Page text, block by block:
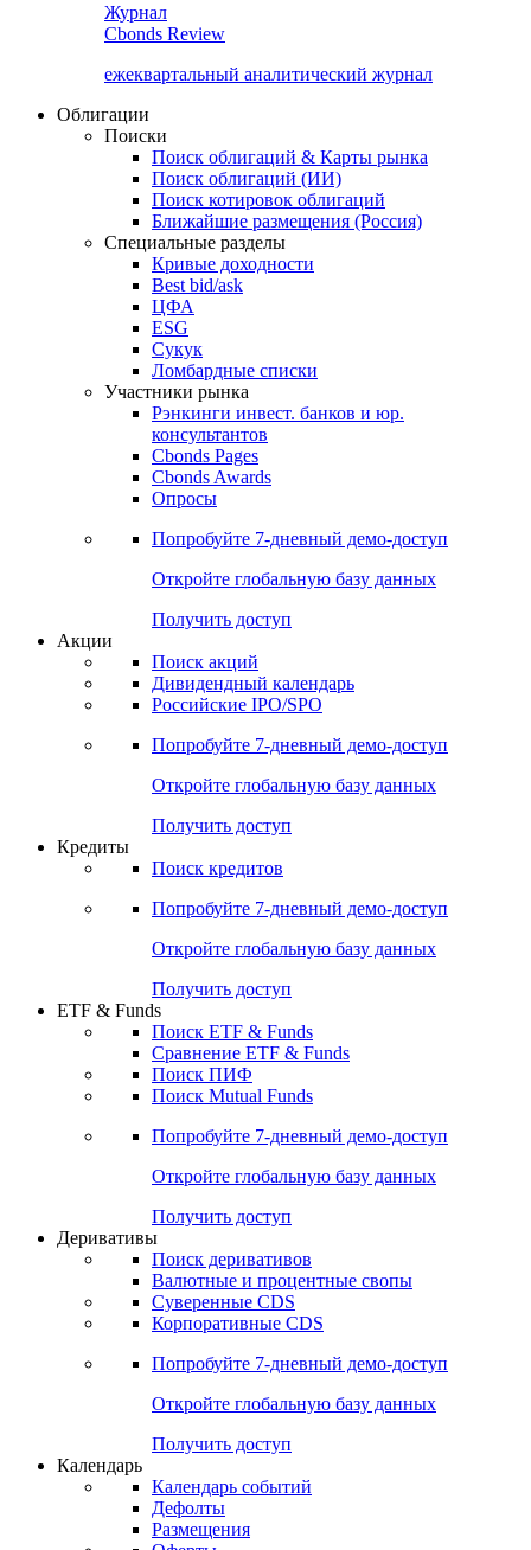
Журнал
Cbonds Review
ежеквартальный аналитический журнал
Облигации
Поиски
Поиск облигаций & Карты рынка
Поиск облигаций (ИИ)
Поиск котировок облигаций
Ближайшие размещения (Россия)
Специальные разделы
Кривые доходности
Best bid/ask
ЦФА
ESG
Сукук
Ломбардные списки
Участники рынка
Рэнкинги инвест. банков и юр.
консультантов
Cbonds Pages
Cbonds Awards
Опросы
Попробуйте 7-дневный демо-доступ
Откройте глобальную базу данных
Получить доступ
Акции
Поиск акций
Дивидендный календарь
Российские IPO/SPO
Попробуйте 7-дневный демо-доступ
Откройте глобальную базу данных
Получить доступ
Кредиты
Поиск кредитов
Попробуйте 7-дневный демо-доступ
Откройте глобальную базу данных
Получить доступ
ETF & Funds
Поиск ETF & Funds
Сравнение ETF & Funds
Поиск ПИФ
Поиск Mutual Funds
Попробуйте 7-дневный демо-доступ
Откройте глобальную базу данных
Получить доступ
Деривативы
Поиск деривативов
Валютные и процентные свопы
Суверенные CDS
Корпоративные CDS
Попробуйте 7-дневный демо-доступ
Откройте глобальную базу данных
Получить доступ
Календарь
Календарь событий
Дефолты
Размещения